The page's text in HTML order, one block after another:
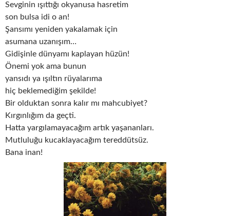
Sevginin ışıttığı okyanusa hasretim
son bulsa idi o an!
Şansımı yeniden yakalamak için
asumana uzanışım…
Gidişinle dünyamı kaplayan hüzün!
Önemi yok ama bunun
yansıdı ya ışıltın rüyalarıma
hiç beklemediğim şekilde!
Bir olduktan sonra kalır mı mahcubiyet?
Kırgınlığım da geçti.
Hatta yargılamayacağım artık yaşananları.
Mutluluğu kucaklayacağım tereddütsüz.
Bana inan!